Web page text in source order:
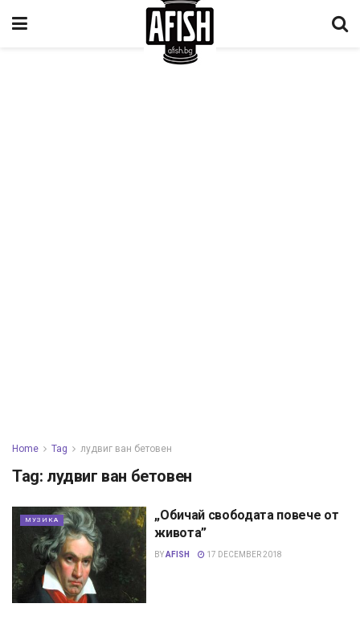
Home Tag лудвиг ван бетовен
Tag: лудвиг ван бетовен
МУЗИКА
„Обичай свободата повече от
живота”
BYAFISH 17 DECEMBER 2018